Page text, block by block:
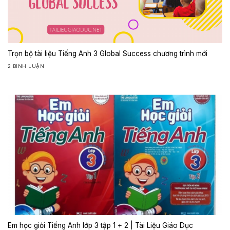
Trọn bộ tài liệu Tiếng Anh 3 Global Success chương trình mới
2 BÌNH LUẬN
Em học giỏi Tiếng Anh lớp 3 tập 1 + 2 | Tài Liệu Giáo Dục